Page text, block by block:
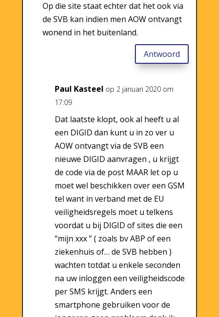
Op die site staat echter dat het ook via
de SVB kan indien men AOW ontvangt
wonend in het buitenland.
Antwoord
Paul Kasteel op 2 januari 2020 om
17:09
Dat laatste klopt, ook al heeft u al
een DIGID dan kunt u in zo ver u
AOW ontvangt via de SVB een
nieuwe DIGID aanvragen , u krijgt
de code via de post MAAR let op u
moet wel beschikken over een GSM
tel want in verband met de EU
veiligheidsregels moet u telkens
voordat u bij DIGID of sites die een
“mijn xxx ” ( zoals bv ABP of een
ziekenhuis of… de SVB hebben )
wachten totdat u enkele seconden
na uw inloggen een veiligheidscode
per SMS krijgt. Anders een
smartphone gebruiken voor de